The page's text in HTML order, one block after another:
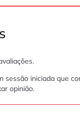
sessão iniciada que
opinião.